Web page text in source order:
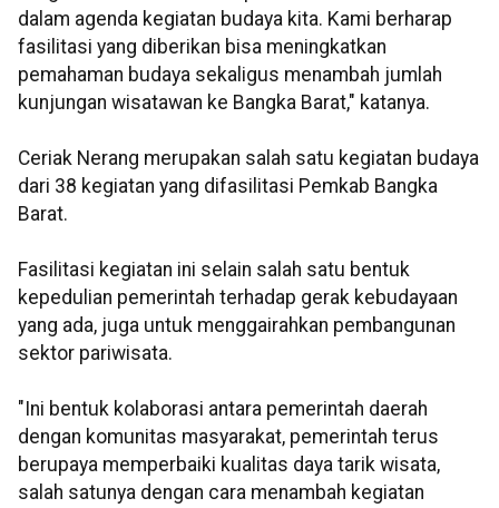
dalam agenda kegiatan budaya kita. Kami berharap
fasilitasi yang diberikan bisa meningkatkan
pemahaman budaya sekaligus menambah jumlah
kunjungan wisatawan ke Bangka Barat," katanya.
Ceriak Nerang merupakan salah satu kegiatan budaya
dari 38 kegiatan yang difasilitasi Pemkab Bangka
Barat.
Fasilitasi kegiatan ini selain salah satu bentuk
kepedulian pemerintah terhadap gerak kebudayaan
yang ada, juga untuk menggairahkan pembangunan
sektor pariwisata.
"Ini bentuk kolaborasi antara pemerintah daerah
dengan komunitas masyarakat, pemerintah terus
berupaya memperbaiki kualitas daya tarik wisata,
salah satunya dengan cara menambah kegiatan